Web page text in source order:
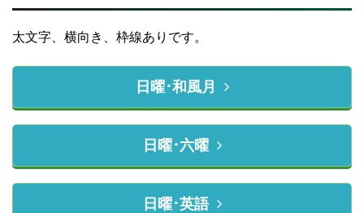
太文字、横向き、枠線ありです。
日曜･和風月
日曜･六曜
日曜･英語